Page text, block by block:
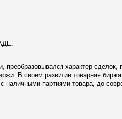
характер сделок,
В своем развитии товарная
наличными партиями товара, до